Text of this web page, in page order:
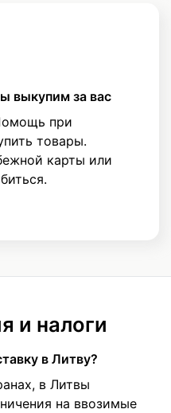
выкупим за вас
при
товары.
карты или
и налоги
в Литву?
в Литвы
на ввозимые